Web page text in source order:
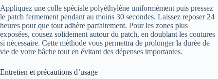
Appliquez une colle spéciale polyéthylène uniformément puis pressez
le patch fermement pendant au moins 30 secondes. Laissez reposer 24
heures pour que tout adhère parfaitement. Pour les zones plus
exposées, cousez solidement autour du patch, en doublant les coutures
si nécessaire. Cette méthode vous permettra de prolonger la durée de
vie de votre bâche tout en évitant des dépenses importantes.
Entretien et précautions d’usage